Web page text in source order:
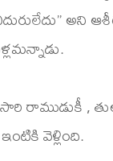
అని
రాముడుకీ ,
వెళ్లింది.